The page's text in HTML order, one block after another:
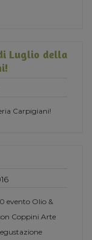
Luglio della
Carpigiani!
evento Olio &
Coppini Arte